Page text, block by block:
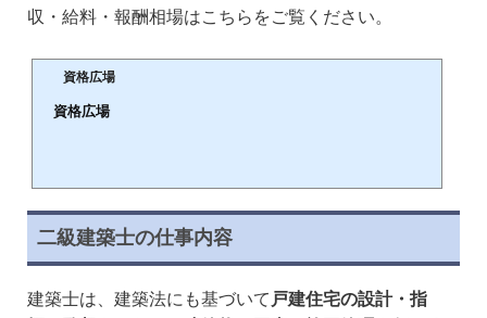
収・給料・報酬相場はこちらをご覧ください。
資格広場
資格広場
役立つ資格・検定試験選びから取得・合格まで徹底サポート
二級建築士の仕事内容
建築士は、建築法にも基づいて 戸建住宅の設計・指